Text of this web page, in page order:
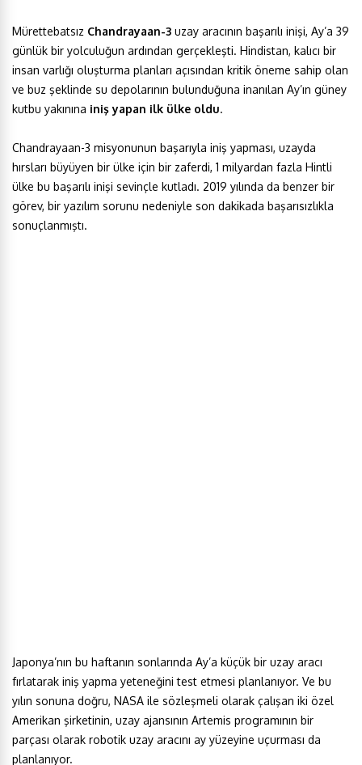
Mürettebatsız Chandrayaan-3 uzay aracının başarılı inişi, Ay’a 39
günlük bir yolculuğun ardından gerçekleşti. Hindistan, kalıcı bir
insan varlığı oluşturma planları açısından kritik öneme sahip olan
ve buz şeklinde su depolarının bulunduğuna inanılan Ay’ın güney
kutbu yakınına iniş yapan ilk ülke oldu.
Chandrayaan-3 misyonunun başarıyla iniş yapması, uzayda
hırsları büyüyen bir ülke için bir zaferdi, 1 milyardan fazla Hintli
ülke bu başarılı inişi sevinçle kutladı. 2019 yılında da benzer bir
görev, bir yazılım sorunu nedeniyle son dakikada başarısızlıkla
sonuçlanmıştı.
Japonya’nın bu haftanın sonlarında Ay’a küçük bir uzay aracı
fırlatarak iniş yapma yeteneğini test etmesi planlanıyor. Ve bu
yılın sonuna doğru, NASA ile sözleşmeli olarak çalışan iki özel
Amerikan şirketinin, uzay ajansının Artemis programının bir
parçası olarak robotik uzay aracını ay yüzeyine uçurması da
planlanıyor.